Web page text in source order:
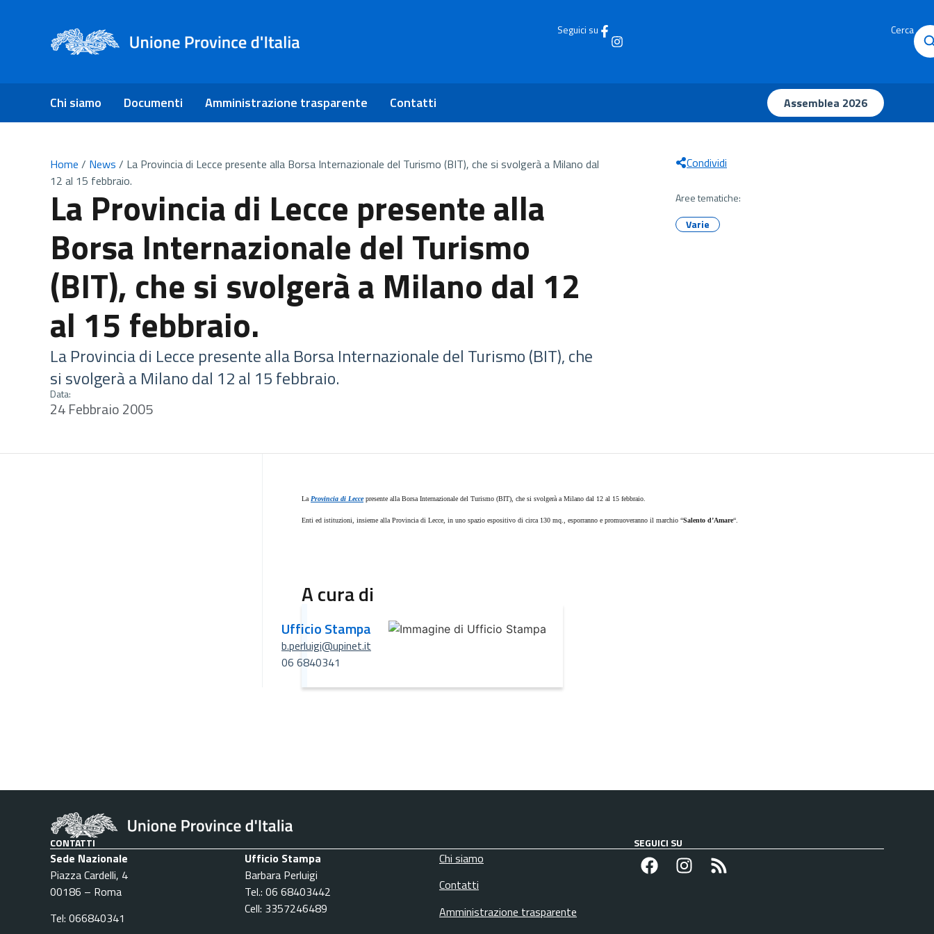
Seguici su Cerca
Chi siamo Documenti Amministrazione trasparente Contatti Assemblea 2026
Home / News / La Provincia di Lecce presente alla Borsa Internazionale del Turismo (BIT), che si svolgerà a Milano dal
12 al 15 febbraio.
La Provincia di Lecce presente alla
Borsa Internazionale del Turismo
(BIT), che si svolgerà a Milano dal 12
al 15 febbraio.
La Provincia di Lecce presente alla Borsa Internazionale del Turismo (BIT), che
si svolgerà a Milano dal 12 al 15 febbraio.
Data:
24 Febbraio 2005
Condividi
Aree tematiche:
Varie
La Provincia di Leccepresente alla Borsa Internazionale del Turismo (BIT), che si svolgerà a Milano dal 12 al 15 febbraio.
Enti ed istituzioni, insieme alla Provincia di Lecce, in uno spazio espositivo di circa 130 mq., esporranno e promuoveranno il marchio “Salento d’Amare“.
A cura di
Ufficio Stampa
b.perluigi@upinet.it
06 6840341
CONTATTI
Sede Nazionale
Piazza Cardelli, 4
00186 – Roma
Tel: 066840341
Ufficio Stampa
Barbara Perluigi
Tel.: 06 68403442
Cell: 3357246489
Chi siamo
Contatti
Amministrazione trasparente
SEGUICI SU